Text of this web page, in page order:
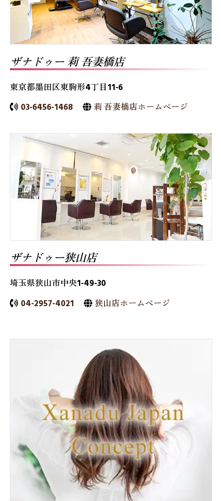
ザナドゥー 莉 吾妻橋店
東京都墨田区東駒形4丁目11-6
03-6456-1468
莉 吾妻橋店ホームページ
ザナドゥー狭山店
埼玉県狭山市中央1-49-30
04-2957-4021
狭山店ホームページ